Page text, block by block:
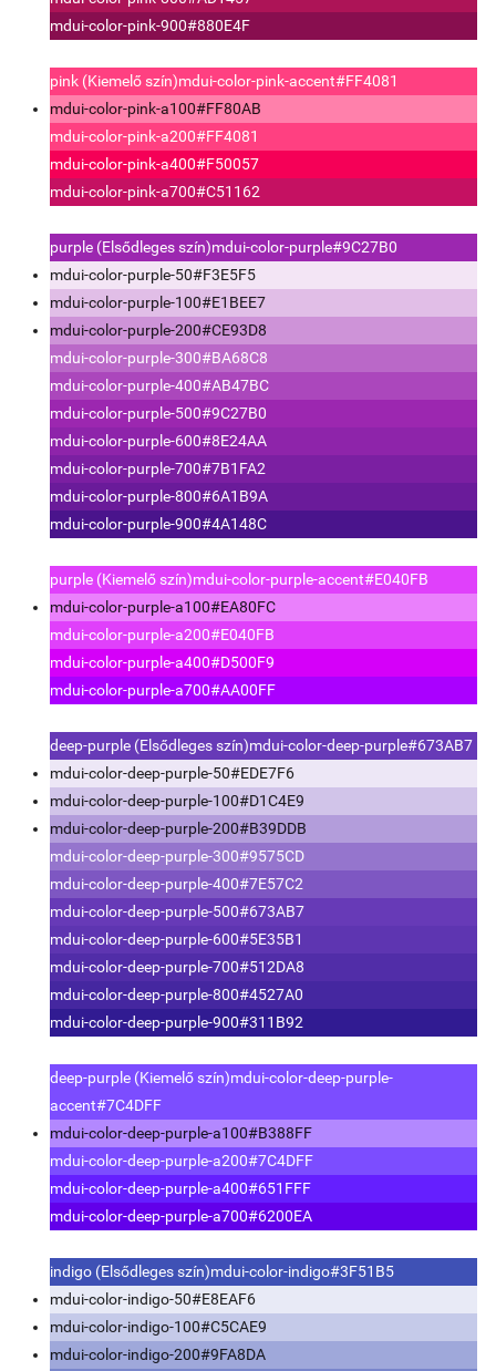
mdui-color-pink-900#880E4F
pink (Kiemelő szín)mdui-color-pink-accent#FF4081
mdui-color-pink-a100#FF80AB
mdui-color-pink-a200#FF4081
mdui-color-pink-a400#F50057
mdui-color-pink-a700#C51162
purple (Elsődleges szín)mdui-color-purple#9C27B0
mdui-color-purple-50#F3E5F5
mdui-color-purple-100#E1BEE7
mdui-color-purple-200#CE93D8
mdui-color-purple-300#BA68C8
mdui-color-purple-400#AB47BC
mdui-color-purple-500#9C27B0
mdui-color-purple-600#8E24AA
mdui-color-purple-700#7B1FA2
mdui-color-purple-800#6A1B9A
mdui-color-purple-900#4A148C
purple (Kiemelő szín)mdui-color-purple-accent#E040FB
mdui-color-purple-a100#EA80FC
mdui-color-purple-a200#E040FB
mdui-color-purple-a400#D500F9
mdui-color-purple-a700#AA00FF
deep-purple (Elsődleges szín)mdui-color-deep-purple#673AB7
mdui-color-deep-purple-50#EDE7F6
mdui-color-deep-purple-100#D1C4E9
mdui-color-deep-purple-200#B39DDB
mdui-color-deep-purple-300#9575CD
mdui-color-deep-purple-400#7E57C2
mdui-color-deep-purple-500#673AB7
mdui-color-deep-purple-600#5E35B1
mdui-color-deep-purple-700#512DA8
mdui-color-deep-purple-800#4527A0
mdui-color-deep-purple-900#311B92
deep-purple (Kiemelő szín)mdui-color-deep-purple-
accent#7C4DFF
mdui-color-deep-purple-a100#B388FF
mdui-color-deep-purple-a200#7C4DFF
mdui-color-deep-purple-a400#651FFF
mdui-color-deep-purple-a700#6200EA
indigo (Elsődleges szín)mdui-color-indigo#3F51B5
mdui-color-indigo-50#E8EAF6
mdui-color-indigo-100#C5CAE9
mdui-color-indigo-200#9FA8DA